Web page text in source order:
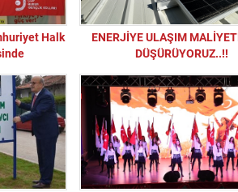
Halk
ENERJİYE ULAŞIM
DÜŞÜRÜYORUZ..!!